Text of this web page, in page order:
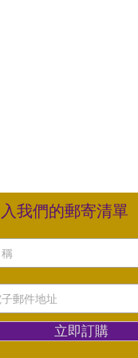
我們的郵寄清單
立即訂購